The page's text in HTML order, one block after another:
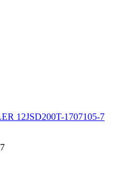
12JSD200T-1707105-7